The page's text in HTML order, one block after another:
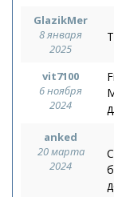
GlazikMer
8 января
2025
vit7100
6 ноября
2024
anked
20 марта
2024